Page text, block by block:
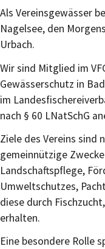
Als Vereinsgewässer
Nagelsee, den
Urbach.
Wir sind Mitglied im
Gewässerschutz in
im
nach § 60 LNatSchG
Ziele des Vereins sind
gemeinnützige
Landschaftspflege,
Umweltschutzes,
diese durch Fischzucht,
erhalten.
Eine besondere Rolle